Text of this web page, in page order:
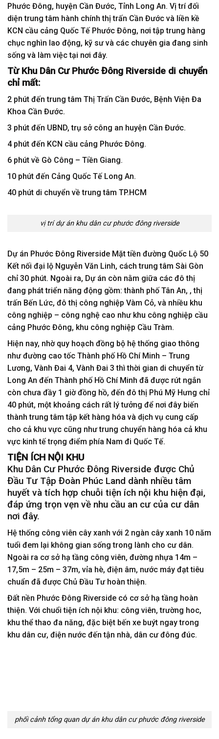
Phước Đông, huyện Cần Đước, Tỉnh Long An. Vị trí đối
diện trung tâm hành chính thị trấn Cần Đước và liền kề
KCN cầu cảng Quốc Tế Phước Đông, nơi tập trung hàng
chục nghìn lao động, kỹ sư và các chuyên gia đang sinh
sống và làm việc tại nơi đây.
Từ Khu Dân Cư Phước Đông Riverside di chuyển
chỉ mất:
2 phút đến trung tâm Thị Trấn Cần Đước, Bệnh Viện Đa
Khoa Cần Đước.
3 phút đến UBND, trụ sở công an huyện Cần Đước.
4 phút đến KCN cầu cảng Phước Đông.
6 phút về Gò Công – Tiền Giang.
10 phút đến Cảng Quốc Tế Long An.
40 phút di chuyển về trung tâm TP.HCM
vị trí dự án khu dân cư phước đông riverside
Dự án Phước Đông Riverside Mặt tiền đường Quốc Lộ 50
Kết nối đại lộ Nguyễn Văn Linh, cách trung tâm Sài Gòn
chỉ 30 phút. Ngoài ra, Dự án còn nằm giữa các đô thị
đang phát triển năng động gồm: thành phố Tân An, , thị
trấn Bến Lức, đô thị công nghiệp Vàm Cỏ, và nhiều khu
công nghiệp – công nghệ cao như khu công nghiệp cầu
cảng Phước Đông, khu công nghiệp Cầu Tràm.
Hiện nay, nhờ quy hoạch đồng bộ hệ thống giao thông
như đường cao tốc Thành phố Hồ Chí Minh – Trung
Lương, Vành Đai 4, Vành Đai 3 thì thời gian di chuyển từ
Long An đến Thành phố Hồ Chí Minh đã được rút ngắn
còn chưa đầy 1 giờ đồng hồ, đến đô thị Phú Mỹ Hưng chỉ
40 phút, một khoảng cách rất lý tưởng để nơi đây biến
thành trung tâm tập kết hàng hóa và dịch vụ cung cấp
cho cả khu vực cũng như trung chuyển hàng hóa cả khu
vực kinh tế trọng điểm phía Nam đi Quốc Tế.
TIỆN ÍCH NỘI KHU
Khu Dân Cư Phước Đông Riverside được Chủ
Đầu Tư Tập Đoàn Phúc Land dành nhiều tâm
huyết và tích hợp chuỗi tiện ích nội khu hiện đại,
đáp ứng trọn vẹn về nhu cầu an cư của cư dân
nơi đây.
Hệ thống công viên cây xanh với 2 ngàn cây xanh 10 năm
tuổi đem lại không gian sống trong lành cho cư dân.
Ngoài ra cơ sở hạ tầng công viên, đường nhựa 14m –
17,5m – 25m – 37m, vỉa hè, điện âm, nước máy đạt tiêu
chuẩn đã được Chủ Đầu Tư hoàn thiện.
Đất nền Phước Đông Riverside có cơ sở hạ tầng hoàn
thiện. Với chuổi tiện ích nội khu: công viên, trường hoc,
khu thể thao đa năng, đặc biệt bến xe buýt ngay trong
khu dân cư, điện nước đến tận nhà, dân cư đông đúc.
phối cảnh tổng quan dự án khu dân cư phước đông riverside